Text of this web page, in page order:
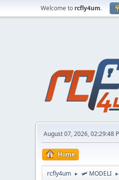
Welcome to rcfly4um.
August 07, 2026, 02:29:48
Home
rcfly4um ► 🛩️ MODELI ►